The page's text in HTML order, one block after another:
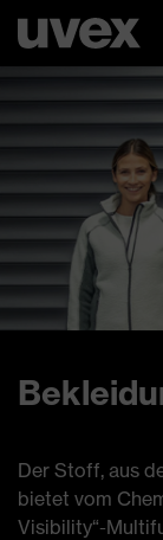
Der Stoff, aus
bietet vom
Visibility“-